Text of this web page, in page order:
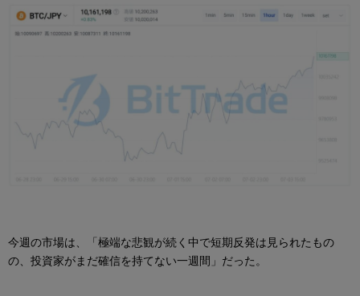
今週の市場は、「極端な悲観が続く中で短期反発は見られたもの
の、投資家がまだ確信を持てない一週間」だった。